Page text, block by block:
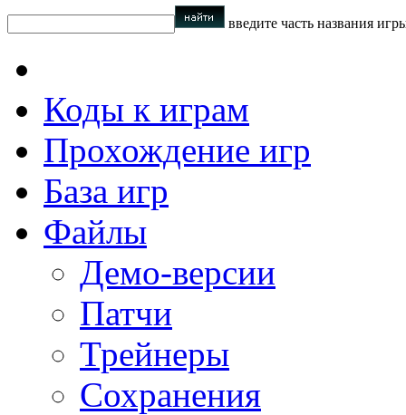
введите часть названия
Коды к играм
Прохождение игр
База игр
Файлы
Демо-версии
Патчи
Трейнеры
Сохранения